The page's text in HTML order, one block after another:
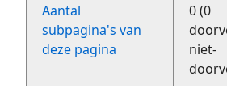
Aantal
subpagina's van
deze pagina
0 (0
niet-